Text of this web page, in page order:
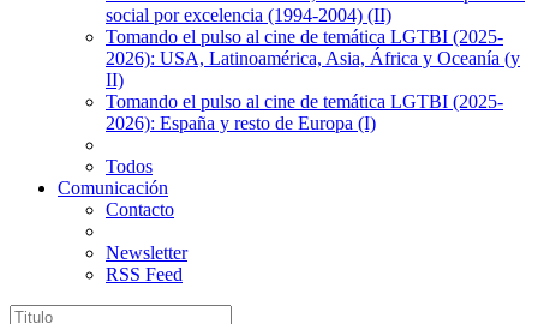
social por excelencia (1994-2004) (II)
Tomando el pulso al cine de temática LGTBI (2025-
2026): USA, Latinoamérica, Asia, África y Oceanía (y
II)
Tomando el pulso al cine de temática LGTBI (2025-
2026): España y resto de Europa (I)
Todos
Comunicación
Contacto
Newsletter
RSS Feed